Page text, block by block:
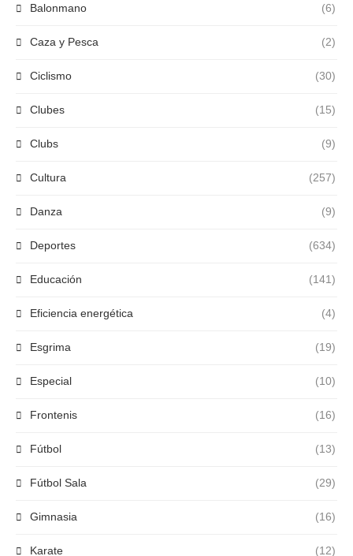
Balonmano (6)
Caza y Pesca (2)
Ciclismo (30)
Clubes (15)
Clubs (9)
Cultura (257)
Danza (9)
Deportes (634)
Educación (141)
Eficiencia energética (4)
Esgrima (19)
Especial (10)
Frontenis (16)
Fútbol (13)
Fútbol Sala (29)
Gimnasia (16)
Karate (12)